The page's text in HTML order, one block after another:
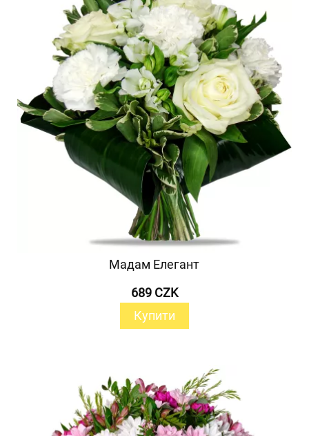
Мадам Елегант
689 CZK
Купити